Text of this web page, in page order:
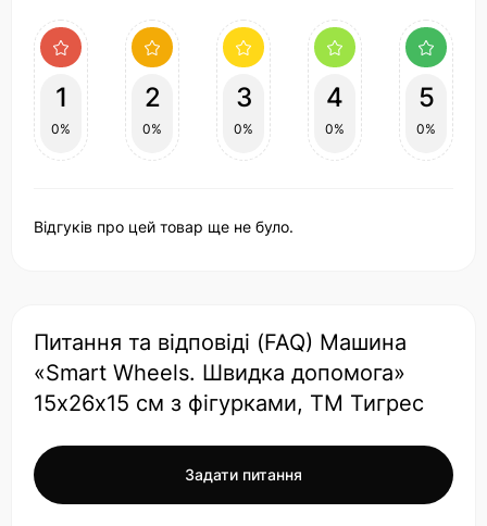
1
0%
2
0%
3
0%
4
0%
5
0%
Відгуків про цей товар ще не було.
Питання та відповіді (FAQ) Машина
«Smart Wheels. Швидка допомога»
15х26х15 см з фігурками, ТМ Тигрес
Задати питання